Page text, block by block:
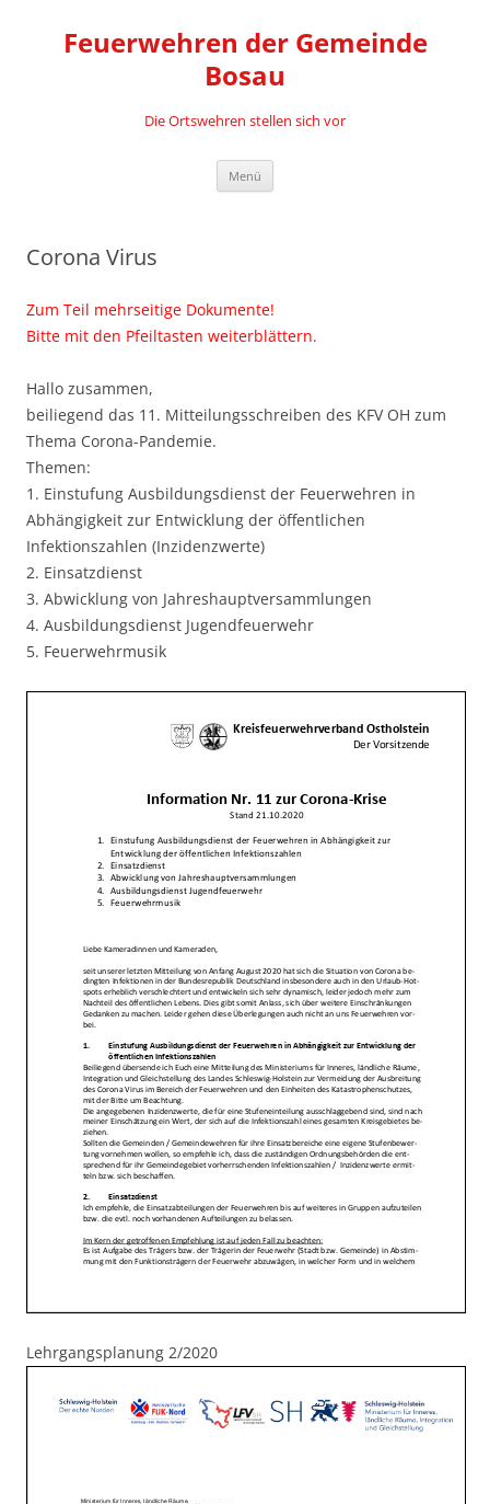
springenFeuerwehren der Gemeinde
Bosau
Die Ortswehren stellen sich vor
Menü
Corona Virus
Zum Teil mehrseitige Dokumente!
Bitte mit den Pfeiltasten weiterblättern.
Hallo zusammen,
beiliegend das 11. Mitteilungsschreiben des KFV OH zum
Thema Corona-Pandemie.
Themen:
1. Einstufung Ausbildungsdienst der Feuerwehren in
Abhängigkeit zur Entwicklung der öffentlichen
Infektionszahlen (Inzidenzwerte)
2. Einsatzdienst
3. Abwicklung von Jahreshauptversammlungen
4. Ausbildungsdienst Jugendfeuerwehr
5. Feuerwehrmusik
Lehrgangsplanung 2/2020